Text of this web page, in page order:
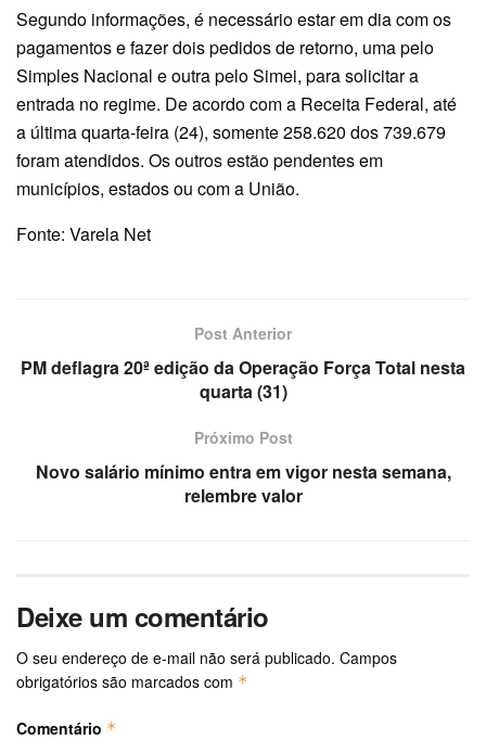
Segundo informações, é necessário estar em dia com os
pagamentos e fazer dois pedidos de retorno, uma pelo
Simples Nacional e outra pelo Simei, para solicitar a
entrada no regime. De acordo com a Receita Federal, até
a última quarta-feira (24), somente 258.620 dos 739.679
foram atendidos. Os outros estão pendentes em
municípios, estados ou com a União.
Fonte: Varela Net
Post Anterior
PM deflagra 20ª edição da Operação Força Total nesta
quarta (31)
Próximo Post
Novo salário mínimo entra em vigor nesta semana,
relembre valor
Deixe um comentário
O seu endereço de e-mail não será publicado. Campos
obrigatórios são marcados com *
Comentário *